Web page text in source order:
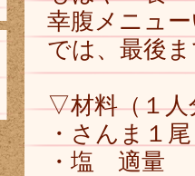
幸腹メニュ
では、最後
▽材料（１人
・さんま１尾
・塩 適量